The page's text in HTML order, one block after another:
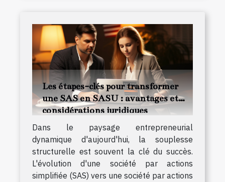
Les étapes-clés pour transformer
une SAS en SASU : avantages et
considérations juridiques
Dans le paysage entrepreneurial
dynamique d'aujourd'hui, la souplesse
structurelle est souvent la clé du succès.
L'évolution d'une société par actions
simplifiée (SAS) vers une société par actions